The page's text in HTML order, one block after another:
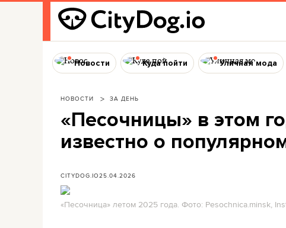
Новости Куда пойти Уличная мода
НОВОСТИ ЗА ДЕНЬ
«Песочницы» в этом
известно о
CITYDOG.IO25.04.2026
«Песочница» летом 2025 года. Фото: Pesochnica.minsk,